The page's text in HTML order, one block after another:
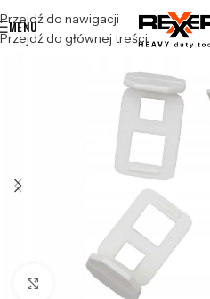
Przejdź do nawigacji
Przejdź do głównej treści
MENU
Kliknij, aby powiększyć